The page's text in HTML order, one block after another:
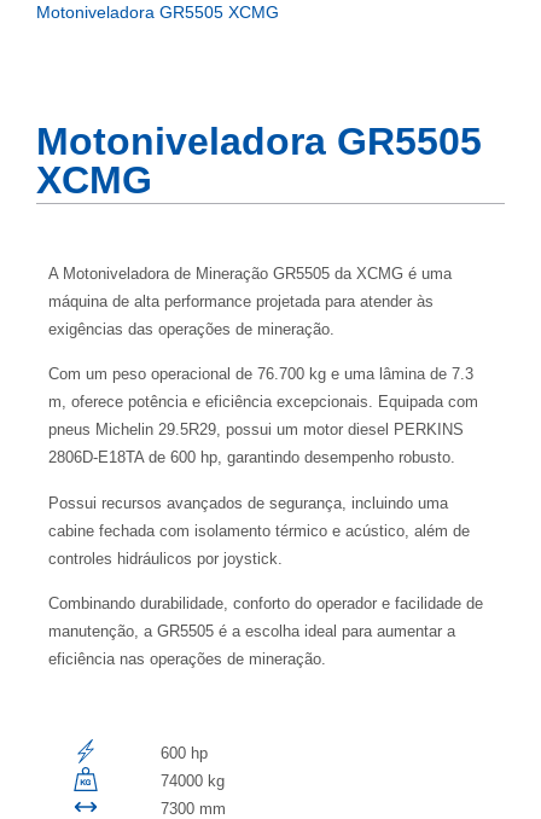
Motoniveladora GR5505 XCMG
Motoniveladora GR5505
XCMG
A Motoniveladora de Mineração GR5505 da XCMG é uma
máquina de alta performance projetada para atender às
exigências das operações de mineração.
Com um peso operacional de 76.700 kg e uma lâmina de 7.3
m, oferece potência e eficiência excepcionais. Equipada com
pneus Michelin 29.5R29, possui um motor diesel PERKINS
2806D-E18TA de 600 hp, garantindo desempenho robusto.
Possui recursos avançados de segurança, incluindo uma
cabine fechada com isolamento térmico e acústico, além de
controles hidráulicos por joystick.
Combinando durabilidade, conforto do operador e facilidade de
manutenção, a GR5505 é a escolha ideal para aumentar a
eficiência nas operações de mineração.
600 hp
74000 kg
7300 mm